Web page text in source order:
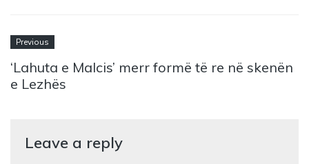
Previous
‘Lahuta e Malcis’ merr formë të re në skenën
e Lezhës
Leave a reply